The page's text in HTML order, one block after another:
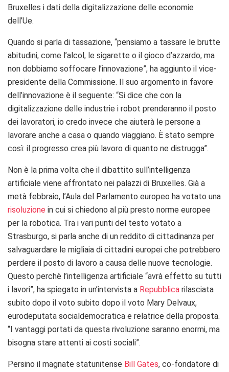
Bruxelles i dati della digitalizzazione delle economie
dell’Ue.
Quando si parla di tassazione, “pensiamo a tassare le brutte
abitudini, come l’alcol, le sigarette o il gioco d’azzardo, ma
non dobbiamo soffocare l’innovazione”, ha aggiunto il vice-
presidente della Commissione. Il suo argomento in favore
dell’innovazione è il seguente: “Si dice che con la
digitalizzazione delle industrie i robot prenderanno il posto
dei lavoratori, io credo invece che aiuterà le persone a
lavorare anche a casa o quando viaggiano. È stato sempre
così: il progresso crea più lavoro di quanto ne distrugga”.
Non è la prima volta che il dibattito sull’intelligenza
artificiale viene affrontato nei palazzi di Bruxelles. Già a
metà febbraio, l’Aula del Parlamento europeo ha votato una
risoluzione in cui si chiedono al più presto norme europee
per la robotica. Tra i vari punti del testo votato a
Strasburgo, si parla anche di un reddito di cittadinanza per
salvaguardare le migliaia di cittadini europei che potrebbero
perdere il posto di lavoro a causa delle nuove tecnologie.
Questo perchè l’intelligenza artificiale “avrà effetto su tutti
i lavori”, ha spiegato in un’intervista a Repubblica rilasciata
subito dopo il voto subito dopo il voto Mary Delvaux,
eurodeputata socialdemocratica e relatrice della proposta.
“I vantaggi portati da questa rivoluzione saranno enormi, ma
bisogna stare attenti ai costi sociali”.
Persino il magnate statunitense Bill Gates, co-fondatore di